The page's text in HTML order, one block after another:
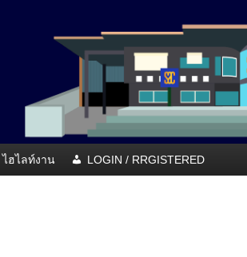
ไฮไลท์งาน LOGIN / RRGISTERED